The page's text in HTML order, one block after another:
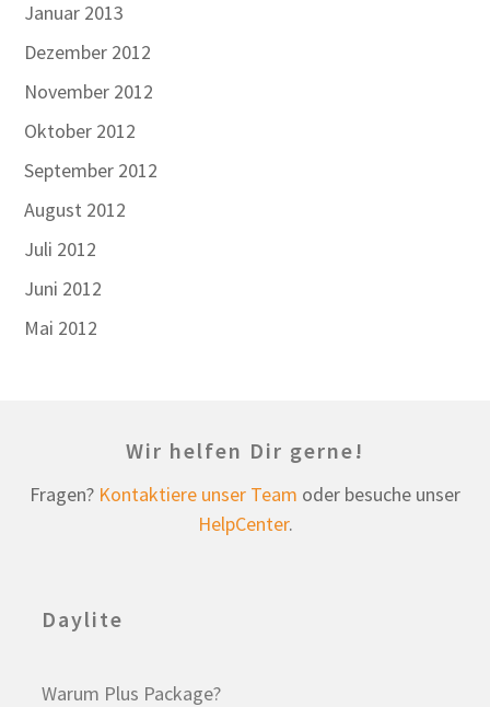
Januar 2013
Dezember 2012
November 2012
Oktober 2012
September 2012
August 2012
Juli 2012
Juni 2012
Mai 2012
Wir helfen Dir gerne!
Fragen? Kontaktiere unser Team oder besuche unser
HelpCenter.
Daylite
Warum Plus Package?